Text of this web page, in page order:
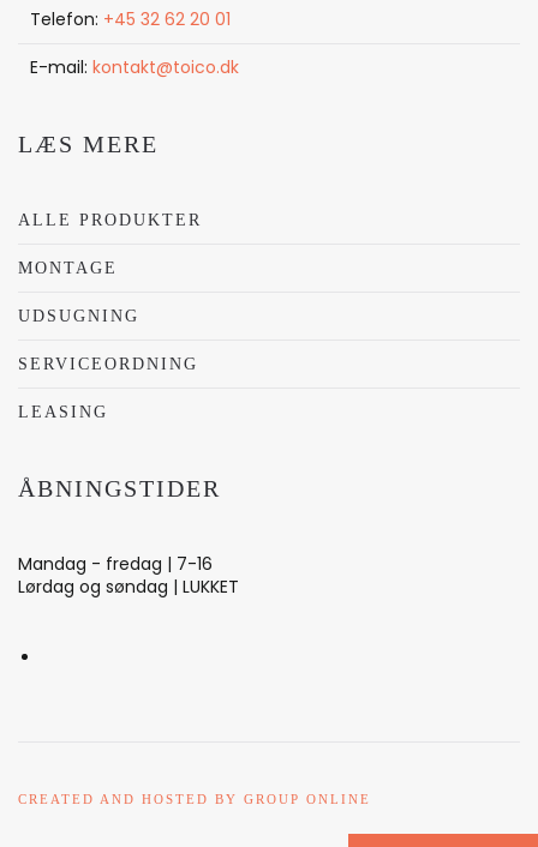
Telefon: +45 32 62 20 01
E-mail: kontakt@toico.dk
LÆS MERE
ALLE PRODUKTER
MONTAGE
UDSUGNING
SERVICEORDNING
LEASING
ÅBNINGSTIDER
Mandag - fredag | 7-16
Lørdag og søndag | LUKKET
CREATED AND HOSTED BY GROUP ONLINE